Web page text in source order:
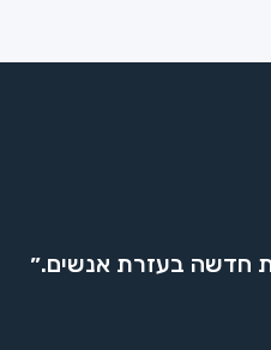
חדשה בעזרת אנשים.״